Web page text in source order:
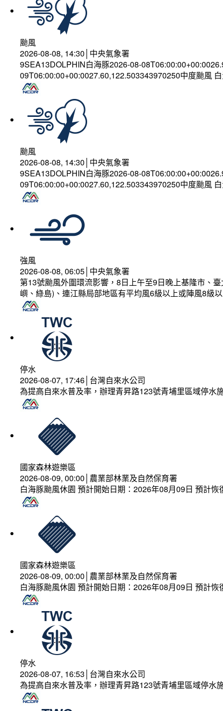
颱風
2026-08-08, 14:30│中央氣象署
9SEA13DOLPHIN白海豚2026-08-
09T06:00:00+00:0027.60,122.503343970250中度颱風
颱風
2026-08-08, 14:30│中央氣象署
9SEA13DOLPHIN白海豚2026-08-
09T06:00:00+00:0027.60,122.503343970250中度颱風
強風
2026-08-08, 06:05│中央氣象署
第13號颱風外圍環流影響，8日上午至9日晚上基隆市、
嶼、綠島)、連江縣局部地區有平均風6級以上或陣風8級
停水
2026-08-07, 17:46│台灣自來水公司
為提高自來水普及率，辦理青昇路123號青埔里區域停水
國家森林遊樂區
2026-08-09, 00:00│農業部林業及自然保育署
白海豚颱風休園 預計開始日期：2026年08月09日 預計
國家森林遊樂區
2026-08-09, 00:00│農業部林業及自然保育署
白海豚颱風休園 預計開始日期：2026年08月09日 預計
停水
2026-08-07, 16:53│台灣自來水公司
為提高自來水普及率，辦理青昇路123號青埔里區域停水